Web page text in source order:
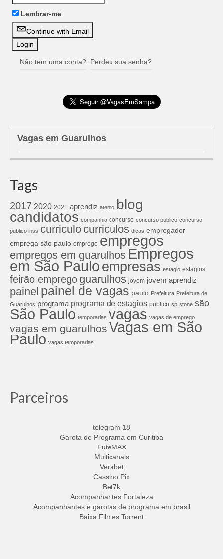
Lembrar-me
Continue with Email
Não tem uma conta? Perdeu sua senha?
Vagas em Guarulhos
Tags
2017 2020 2021 aprendiz atento blog
candidatos companhia concurso concurso publico concurso
publico inss curriculo curriculos dicas empregador
emprega são paulo emprego empregos
empregos em guarulhos Empregos
em São Pauloempresas estagio estagios
feirão emprego guarulhos jovem jovem aprendiz
painel painel de vagas paulo Prefeitura Prefeitura de
Guarulhos programa programa de estagios publico sp stone são
São Paulo temporarias vagas vagas de emprego
vagas em guarulhos Vagas em São
Paulo vagas temporarias
Parceiros
telegram 18
Garota de Programa em Curitiba
FuteMAX
Multicanais
Verabet
Cassino Pix
Bet7k
Acompanhantes Fortaleza
Acompanhantes e garotas de programa em brasil
Baixa Filmes Torrent